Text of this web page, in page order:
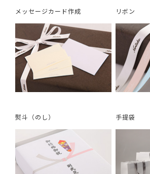
メッセージカード作成 リボン
熨斗（のし） 手提袋